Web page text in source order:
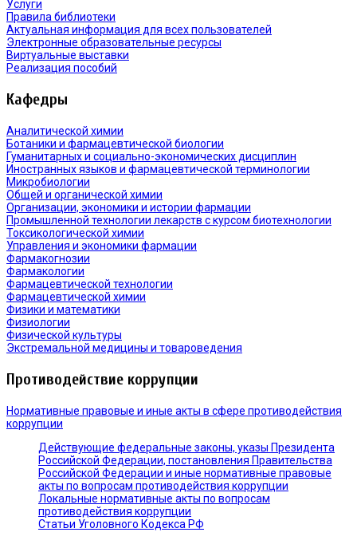
Услуги
Правила библиотеки
Актуальная информация для всех пользователей
Электронные образовательные ресурсы
Виртуальные выставки
Реализация пособий
Кафедры
Аналитической химии
Ботаники и фармацевтической биологии
Гуманитарных и социально-экономических дисциплин
Иностранных языков и фармацевтической терминологии
Микробиологии
Общей и органической химии
Организации, экономики и истории фармации
Промышленной технологии лекарств с курсом биотехнологии
Токсикологической химии
Управления и экономики фармации
Фармакогнозии
Фармакологии
Фармацевтической технологии
Фармацевтической химии
Физики и математики
Физиологии
Физической культуры
Экстремальной медицины и товароведения
Противодействие коррупции
Нормативные правовые и иные акты в сфере противодействия
коррупции
Действующие федеральные законы, указы Президента
Российской Федерации, постановления Правительства
Российской Федерации и иные нормативные правовые
акты по вопросам противодействия коррупции
Локальные нормативные акты по вопросам
противодействия коррупции
Статьи Уголовного Кодекса РФ